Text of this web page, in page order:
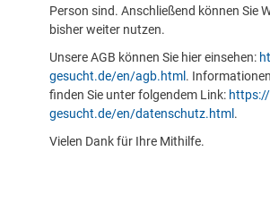
Person sind. Anschließend können Sie
bisher weiter nutzen.
Unsere AGB können Sie hier einsehen:
gesucht.de/en/agb.html .
finden Sie unter folgendem Link:
gesucht.de/en/datenschutz.html .
Vielen Dank für Ihre Mithilfe.